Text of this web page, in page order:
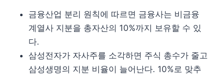
금융산업 분리 원칙에 따르면 금융사는 비금융
계열사 지분을 총자산의 10%까지 보유할 수 있
다.
삼성전자가 자사주를 소각하면 주식 총수가 줄고
삼성생명의 지분 비율이 늘어난다. 10%로 맞추